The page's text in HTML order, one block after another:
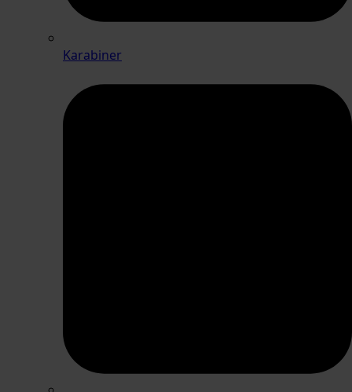
Karabiner